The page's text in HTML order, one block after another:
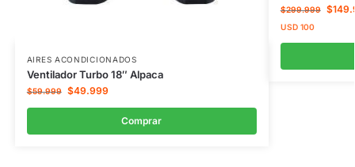
AIRES ACONDICIONADOS
Ventilador Turbo 18″ Alpaca
$59.999 $49.999
Comprar
$299.999 $
USD100